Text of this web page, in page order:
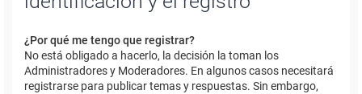
¿Por qué me tengo que registrar?
No está obligado a hacerlo, la decisión la toman los
Administradores y Moderadores. En algunos casos necesitará
registrarse para publicar temas y respuestas. Sin embargo,